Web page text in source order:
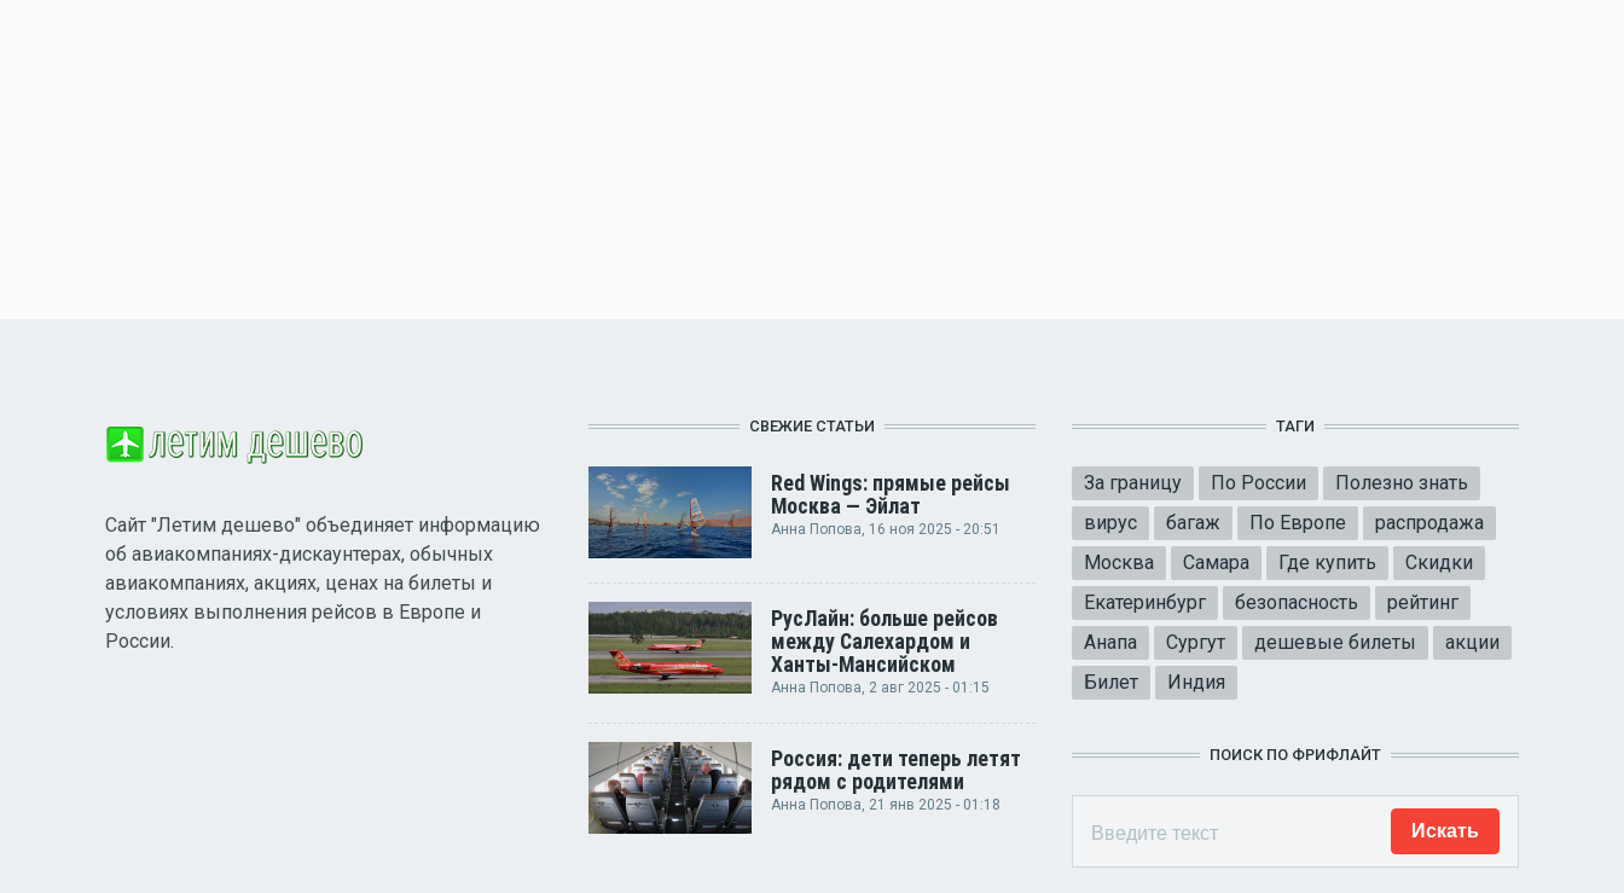
Сайт "Летим дешево" объединяет информацию
об авиакомпаниях-дискаунтерах, обычных
авиакомпаниях, акциях, ценах на билеты и
условиях выполнения рейсов в Европе и
России.
СВЕЖИЕ СТАТЬИ
Red Wings: прямые рейсы
Москва — Эйлат
Анна Попова, 16 ноя 2025 - 20:51
РусЛайн: больше рейсов
между Салехардом и
Ханты-Мансийском
Анна Попова, 2 авг 2025 - 01:15
Россия: дети теперь летят
рядом с родителями
Анна Попова, 21 янв 2025 - 01:18
ТАГИ
За границу По России
Полезно знать
вирус
багаж По Европе
распродажа
Москва
Самара Где купить
Скидки
Екатеринбург
безопасность
рейтинг
Анапа
Сургут дешевые билеты
акции
Билет
Индия
ПОИСК ПО ФРИФЛАЙТ